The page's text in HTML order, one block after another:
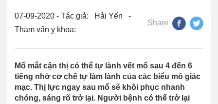
07-09-2020 - Tác giả: Hải Yến -
Tham vấn y khoa:
Share
Mổ mắt cận thị có thể tự lành vết mổ sau 4 đến 6
tiếng nhờ cơ chế tự làm lành của các biểu mô giác
mạc. Thị lực ngay sau mổ sẽ khôi phục nhanh
chóng, sáng rõ trở lại. Người bệnh có thể trở lại